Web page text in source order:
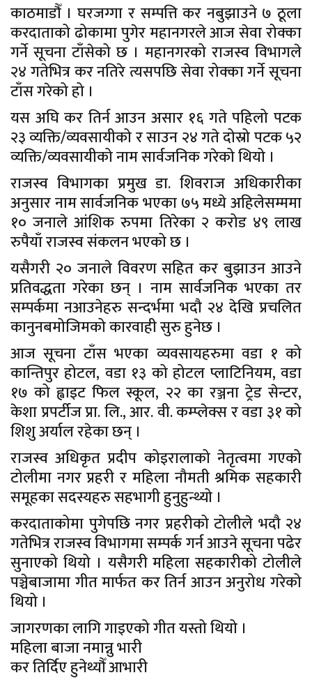
काठमाडौँ । घरजग्गा र सम्पत्ति कर नबुझाउने ७ ठूला
करदाताको ढोकामा पुगेर महानगरले आज सेवा रोक्का
गर्ने सूचना टाँसेको छ । महानगरको राजस्व विभागले
२४ गतेभित्र कर नतिरे त्यसपछि सेवा रोक्का गर्ने सूचना
टाँस गरेको हो ।
यस अघि कर तिर्न आउन असार १६ गते पहिलो पटक
२३ व्यक्ति/व्यवसायीको र साउन २४ गते दोस्रो पटक ५२
व्यक्ति/व्यवसायीको नाम सार्वजनिक गरेको थियो ।
राजस्व विभागका प्रमुख डा. शिवराज अधिकारीका
अनुसार नाम सार्वजनिक भएका ७५ मध्ये अहिलेसम्ममा
१० जनाले आंशिक रुपमा तिरेका २ करोड ४९ लाख
रुपैयाँ राजस्व संकलन भएको छ ।
यसैगरी २० जनाले विवरण सहित कर बुझाउन आउने
प्रतिवद्धता गरेका छन् । नाम सार्वजनिक भएका तर
सम्पर्कमा नआउनेहरु सन्दर्भमा भदौ २४ देखि प्रचलित
कानुनबमोजिमको कारवाही सुरु हुनेछ ।
आज सूचना टाँस भएका व्यवसायहरुमा वडा १ को
कान्तिपुर होटल, वडा १३ को होटल प्लाटिनियम, वडा
१७ को ह्वाइट फिल स्कूल, २२ का रञ्जना ट्रेड सेन्टर,
केशा प्रपर्टीज प्रा. लि., आर. वी. कम्प्लेक्स र वडा ३१ को
शिशु अर्याल रहेका छन् ।
राजस्व अधिकृत प्रदीप कोइरालाको नेतृत्वमा गएको
टोलीमा नगर प्रहरी र महिला नौमती श्रमिक सहकारी
समूहका सदस्यहरु सहभागी हुनुहुन्थ्यो ।
करदाताकोमा पुगेपछि नगर प्रहरीको टोलीले भदौ २४
गतेभित्र राजस्व विभागमा सम्पर्क गर्न आउने सूचना पढेर
सुनाएको थियो । यसैगरी महिला सहकारीको टोलीले
पञ्चेबाजामा गीत मार्फत कर तिर्न आउन अनुरोध गरेको
थियो ।
जागरणका लागि गाइएको गीत यस्तो थियो ।
महिला बाजा नमान्नु भारी
कर तिर्दिए हुनेथ्यौँ आभारी